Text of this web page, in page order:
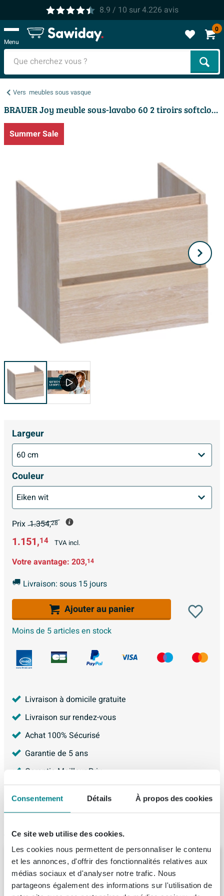
Consentement Détails À propos des cookies
Ce site web utilise des cookies.
Les cookies nous permettent de personnaliser le contenu
et les annonces, d'offrir des fonctionnalités relatives aux
médias sociaux et d'analyser notre trafic. Nous
partageons également des informations sur l'utilisation de
8.9 / 10 sur4.226 avis
Menu
0
Vers meubles sous vasque
BRAUER Joy meuble sous-lavabo 60 2 tiroirs softclose - sans poignées - 1 découpe pour siphon - chêne massif - lattes chêne blanc
Summer Sale
Largeur
Couleur
Prix 1.354,28
1.151,14 TVA incl.
Votre avantage: 203,14
Livraison: sous 15 jours
Ajouter au panier
Moins de 5 articles en stock
Livraison à domicile gratuite
Livraison sur rendez-vous
Achat 100% Sécurisé
Garantie de 5 ans
Garantie Meilleur Prix
Articles similaires
Ink fineer 45 meuble 2 tiroirs sans poignée
placage chêne avec cadre tournant en bois
symétrique 60x45x65cm naturel
10 - 11 semaines